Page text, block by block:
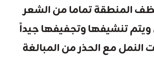
المنطقة تماما من الشعر
ويتم تنشيفها وتجفيفها جيداً
النمل مع الحذر من المبالغة